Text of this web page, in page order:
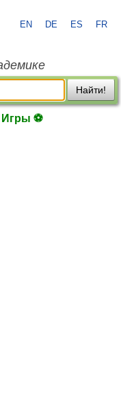
EN DE ES FR
Найти!
Игры ⚽